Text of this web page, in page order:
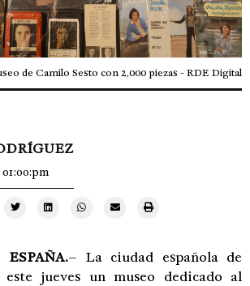
de Camilo Sesto con 2,000 piezas - RDE Digital
01:00:pm
– La ciudad española de
jueves un museo dedicado al